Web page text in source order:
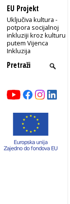
EU Projekt
Uključiva kultura -
potpora socijalnoj
inkluziji kroz kulturu
putem Vijenca
Inkluzija